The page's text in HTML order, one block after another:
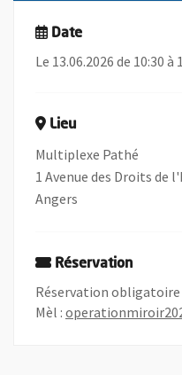
Date
Le 13.06.2026 de 10:30 à
Lieu
Multiplexe Pathé
1 Avenue des Droits de
Angers
Réservation
Réservation obligatoire
Mèl :